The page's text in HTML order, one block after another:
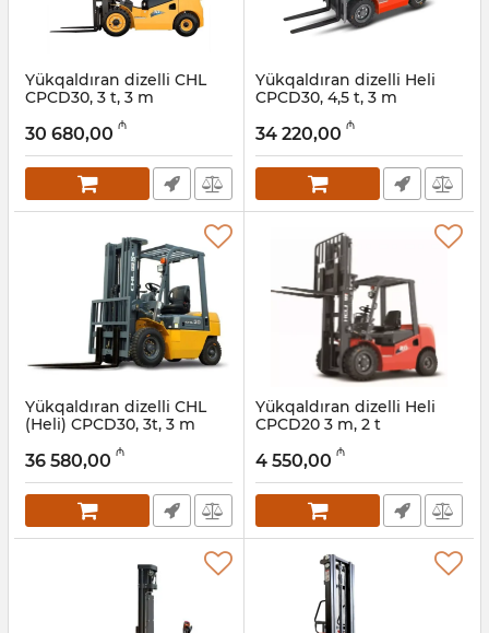
Yükqaldıran dizelli CHL
CPCD30, 3 t, 3 m
056001014
30 680,00 ₼
Yükqaldıran dizelli Heli
CPCD30, 4,5 t, 3 m
056001013
34 220,00 ₼
Yükqaldıran dizelli CHL
(Heli) CPCD30, 3t, 3 m
056001012
36 580,00 ₼
Yükqaldıran dizelli Heli
CPCD20 3 m, 2 t
017011141
4 550,00 ₼